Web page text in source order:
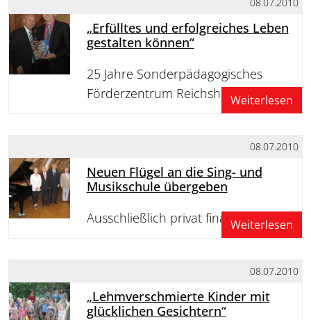
„Erfülltes und erfolgreiches Leben
gestalten können“
25 Jahre Sonderpädagogisches
Förderzentrum Reichshainschule
Weiterlesen
08.07.2010
Neuen Flügel an die Sing- und
Musikschule übergeben
Ausschließlich privat finanziertWeiterlesen
08.07.2010
„Lehmverschmierte Kinder mit
glücklichen Gesichtern“